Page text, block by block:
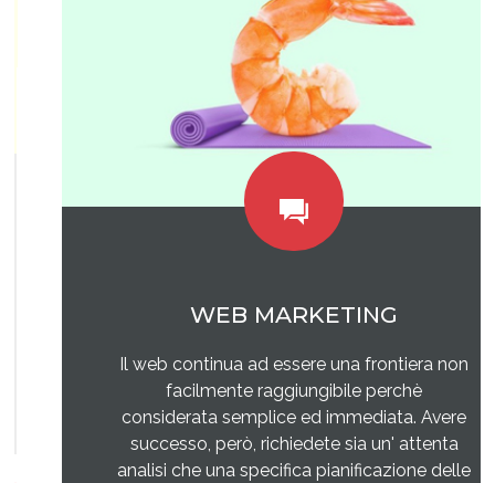
WEB MARKETING
Il web continua ad essere una frontiera non
facilmente raggiungibile perchè
considerata semplice ed immediata. Avere
successo, però, richiedete sia un' attenta
analisi che una specifica pianificazione delle